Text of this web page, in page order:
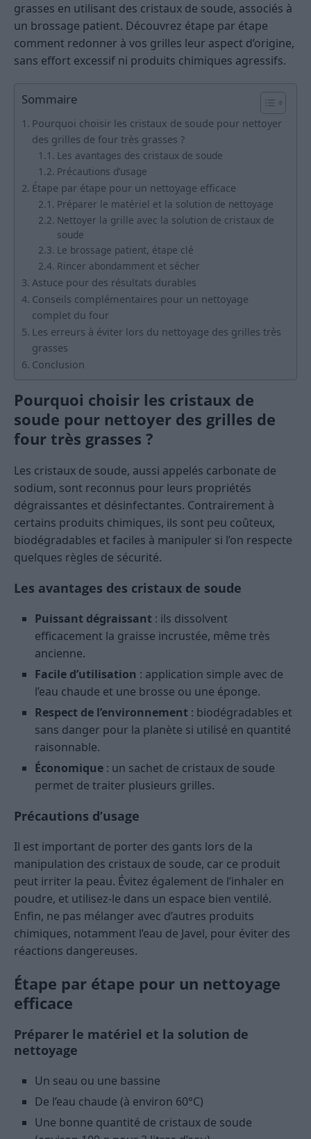
grasses en utilisant des cristaux de soude, associés à
un brossage patient. Découvrez étape par étape
comment redonner à vos grilles leur aspect d’origine,
sans effort excessif ni produits chimiques agressifs.
Sommaire
Pourquoi choisir les cristaux de soude pour nettoyer
des grilles de four très grasses ?
Les avantages des cristaux de soude
Précautions d’usage
Étape par étape pour un nettoyage efficace
Préparer le matériel et la solution de nettoyage
Nettoyer la grille avec la solution de cristaux de
soude
Le brossage patient, étape clé
Rincer abondamment et sécher
Astuce pour des résultats durables
Conseils complémentaires pour un nettoyage
complet du four
Les erreurs à éviter lors du nettoyage des grilles très
grasses
Conclusion
Pourquoi choisir les cristaux de
soude pour nettoyer des grilles de
four très grasses ?
Les cristaux de soude, aussi appelés carbonate de
sodium, sont reconnus pour leurs propriétés
dégraissantes et désinfectantes. Contrairement à
certains produits chimiques, ils sont peu coûteux,
biodégradables et faciles à manipuler si l’on respecte
quelques règles de sécurité.
Les avantages des cristaux de soude
Puissant dégraissant : ils dissolvent
efficacement la graisse incrustée, même très
ancienne.
Facile d’utilisation : application simple avec de
l’eau chaude et une brosse ou une éponge.
Respect de l’environnement : biodégradables et
sans danger pour la planète si utilisé en quantité
raisonnable.
Économique : un sachet de cristaux de soude
permet de traiter plusieurs grilles.
Précautions d’usage
Il est important de porter des gants lors de la
manipulation des cristaux de soude, car ce produit
peut irriter la peau. Évitez également de l’inhaler en
poudre, et utilisez-le dans un espace bien ventilé.
Enfin, ne pas mélanger avec d’autres produits
chimiques, notamment l’eau de Javel, pour éviter des
réactions dangereuses.
Étape par étape pour un nettoyage
efficace
Préparer le matériel et la solution de
nettoyage
Un seau ou une bassine
De l’eau chaude (à environ 60°C)
Une bonne quantité de cristaux de soude